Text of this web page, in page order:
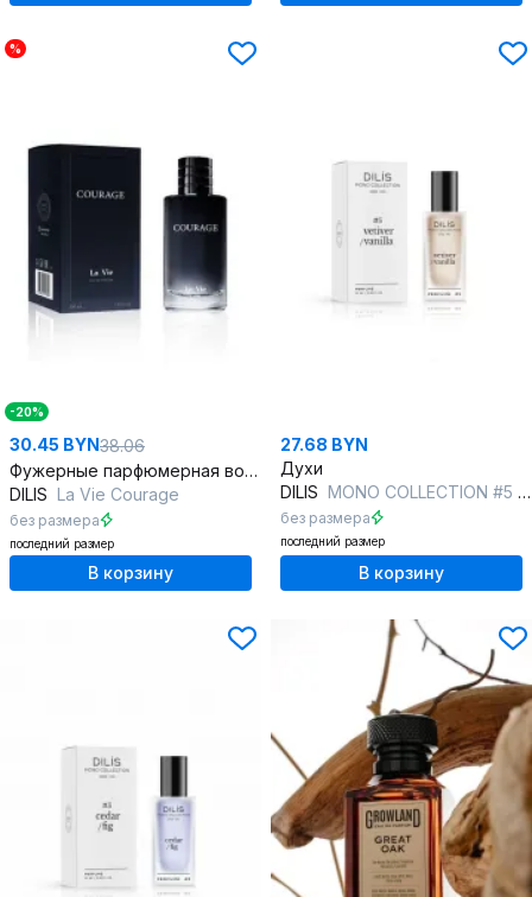
%
-20%
30.45 BYN38.06
Фужерные парфюмерная вода 100 мл универсальный аромат для мужчин
DILIS La Vie Courage
без размера
последний размер
В корзину
27.68 BYN
Духи
DILIS MONO COLLECTION #5 vetiver/vanilla
без размера
последний размер
В корзину